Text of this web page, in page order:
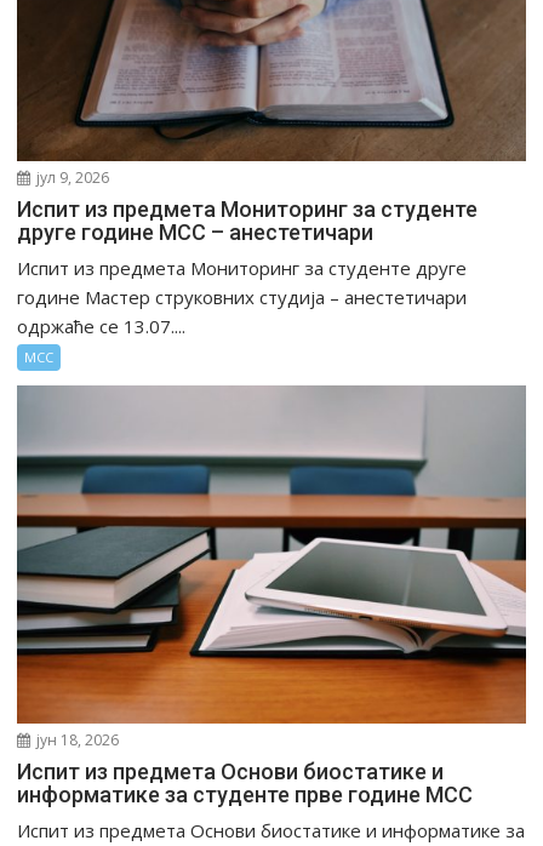
јул 9, 2026
Испит из предмета Мониторинг за студенте
друге године МСС – анестетичари
Испит из предмета Мониторинг за студенте друге
године Мастер струковних студија – анестетичари
одржаће се 13.07....
МСС
јун 18, 2026
Испит из предмета Основи биостатике и
информатике за студенте прве године МСС
Испит из предмета Основи биостатике и информатике за